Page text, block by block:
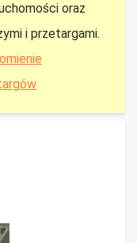
oraz
i przetargami.